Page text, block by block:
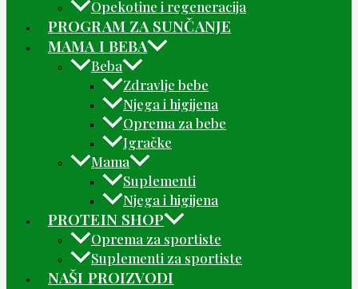
Opekotine i regeneracija
PROGRAM ZA SUNČANJE
MAMA I BEBA
Beba
Zdravlje bebe
Njega i higijena
Oprema za bebe
Igračke
Mama
Suplementi
Njega i higijena
PROTEIN SHOP
Oprema za sportiste
Suplementi za sportiste
NAŠI PROIZVODI